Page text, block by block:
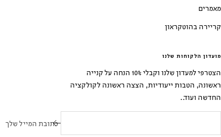
מאמרים
קריירה בהוטקראון
מועדון הלקוחות שלנו
הצטרפי למעדון שלנו וקבלי 10% הנחה על קנייה
ראשונה, הטבות ייעודיות, הצצה ראשונה לקולקציה
החדשה ועוד..
כתובת המייל שלך